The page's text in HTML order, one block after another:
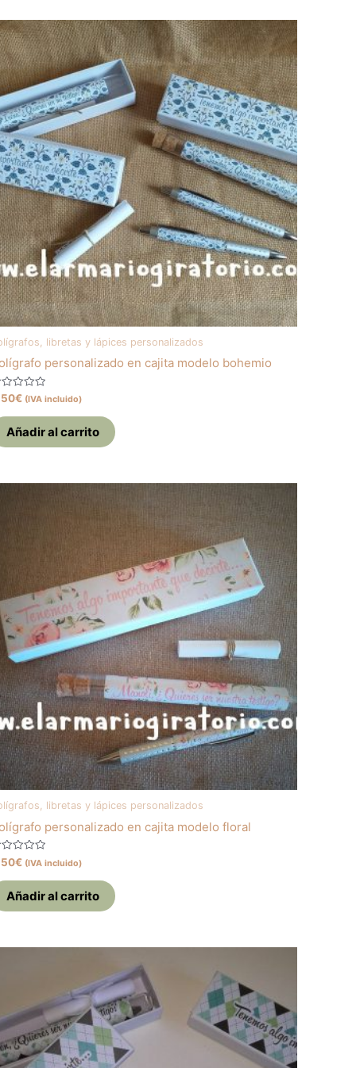
libretas y lápices personalizados
personalizado en cajita modelo bohemio
€ (IVA incluido)
Añadir al carrito
libretas y lápices personalizados
personalizado en cajita modelo floral
€ (IVA incluido)
Añadir al carrito